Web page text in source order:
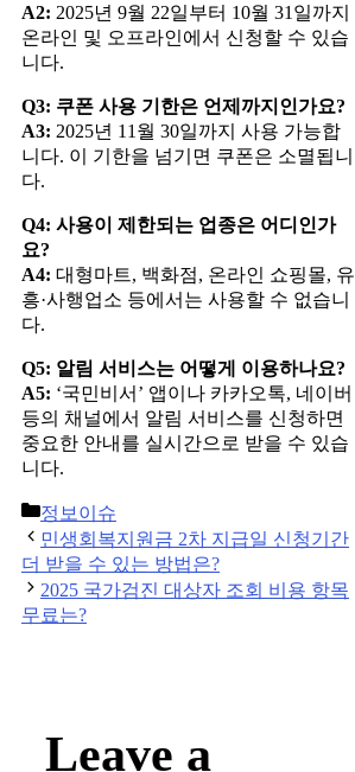
A2: 2025년 9월 22일부터 10월 31일까지
온라인 및 오프라인에서 신청할 수 있습
니다.
Q3: 쿠폰 사용 기한은 언제까지인가요?
A3: 2025년 11월 30일까지 사용 가능합
니다. 이 기한을 넘기면 쿠폰은 소멸됩니
다.
Q4: 사용이 제한되는 업종은 어디인가
요?
A4: 대형마트, 백화점, 온라인 쇼핑몰, 유
흥·사행업소 등에서는 사용할 수 없습니
다.
Q5: 알림 서비스는 어떻게 이용하나요?
A5: ‘국민비서’ 앱이나 카카오톡, 네이버
등의 채널에서 알림 서비스를 신청하면
중요한 안내를 실시간으로 받을 수 있습
니다.
Categories
정보이슈
Post
navigation
민생회복지원금 2차 지급일 신청기간
더 받을 수 있는 방법은?
2025 국가검진 대상자 조회 비용 항목
무료는?
Leave a